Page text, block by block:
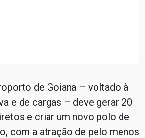
de Goiana – voltado à
e de cargas – deve gerar 20
e criar um novo polo de
com a atração de pelo menos